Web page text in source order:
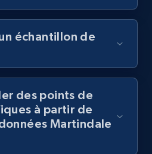
échantillon de
des points de
à partir de
Martindale